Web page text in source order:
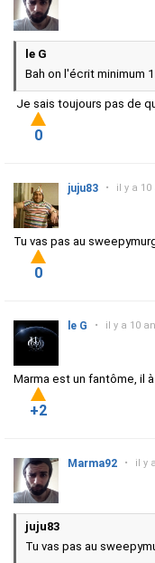
le G
Bah on l'écrit minimum
Je sais toujours pas de
0
juju83 • il y a 10
Tu vas pas au
0
le G • il y a 10
Marma est un fantôme, il
+2
Marma92 • il y
juju83
Tu vas pas au